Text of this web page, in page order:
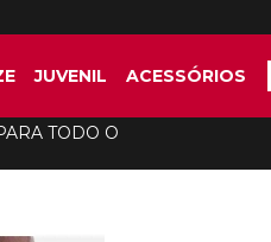
JUVENIL ACESSÓRIOS
TODO O